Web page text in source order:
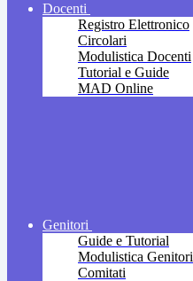
Docenti
Registro Elettronico
Circolari
Modulistica Docenti
Tutorial e Guide
MAD Online
Genitori
Guide e Tutorial
Modulistica Genitori
Comitati